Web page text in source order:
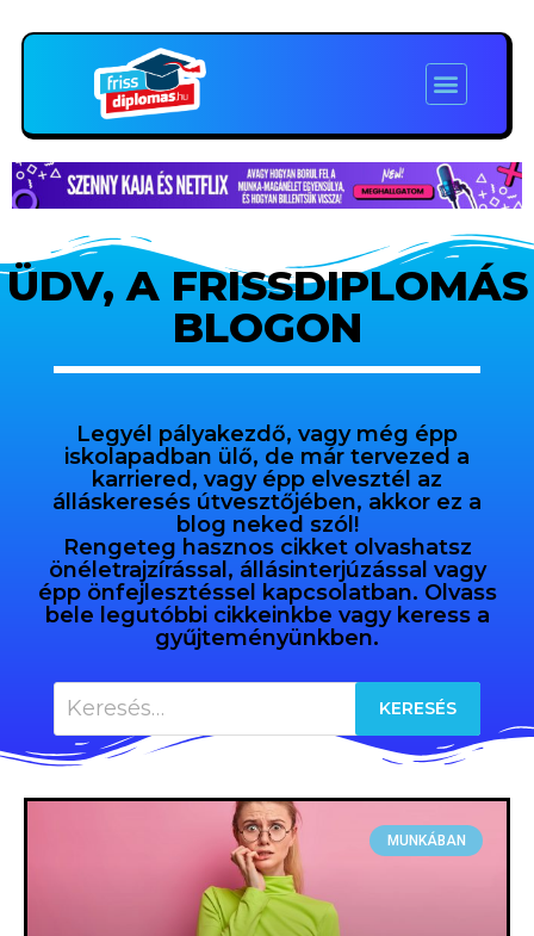
ÜDV, A FRISSDIPLOMÁS
BLOGON
Legyél pályakezdő, vagy még épp
iskolapadban ülő, de már tervezed a
karriered, vagy épp elvesztél az
álláskeresés útvesztőjében, akkor ez a
blog neked szól!
Rengeteg hasznos cikket olvashatsz
önéletrajzírással, állásinterjúzással vagy
épp önfejlesztéssel kapcsolatban. Olvass
bele legutóbbi cikkeinkbe vagy keress a
gyűjteményünkben.
MUNKÁBAN